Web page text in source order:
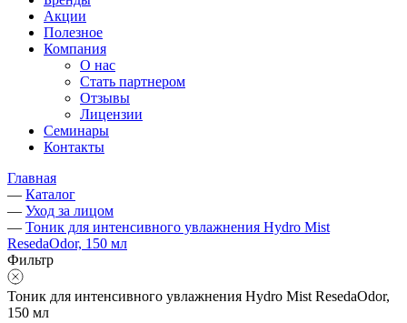
Акции
Полезное
Компания
О нас
Стать партнером
Отзывы
Лицензии
Семинары
Контакты
Главная
— Каталог
— Уход за лицом
— Тоник для интенсивного увлажнения Hydro Mist
ResedaOdor, 150 мл
Фильтр
Тоник для интенсивного увлажнения Hydro Mist ResedaOdor,
150 мл